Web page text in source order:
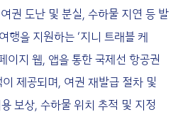
권 도난 및 분실, 수하물 지연 등 발
행을 지원하는 ‘지니 트래블 케
이지 웹, 앱을 통한 국제선 항공권
제공되며, 여권 재발급 절차 및
보상, 수하물 위치 추적 및 지정